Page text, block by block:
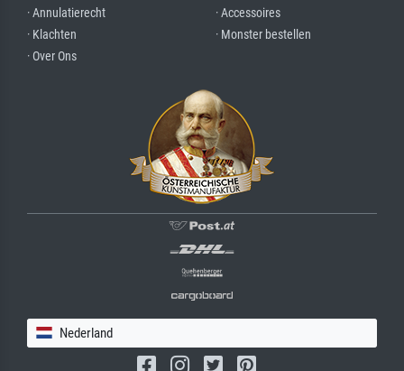
· Annulatierecht
· Klachten
· Over Ons
· Accessoires
· Monster bestellen
Nederland